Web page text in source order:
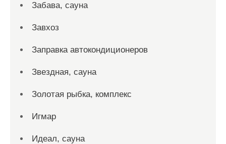
Забава, сауна
Завхоз
Заправка автокондиционеров
Звездная, сауна
Золотая рыбка, комплекс
Игмар
Идеал, сауна